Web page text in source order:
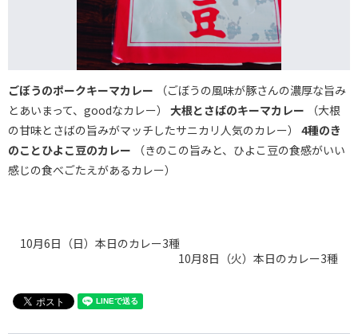
ごぼうのポークキーマカレー （ごぼうの風味が豚さんの濃厚な旨み
とあいまって、goodなカレー） 大根とさばのキーマカレー （大根
の甘味とさばの旨みがマッチしたサニカリ人気のカレー） 4種のき
のことひよこ豆のカレー （きのこの旨みと、ひよこ豆の食感がいい
感じの食べごたえがあるカレー）
10月6日（日）本日のカレー3種
10月8日（火）本日のカレー3種